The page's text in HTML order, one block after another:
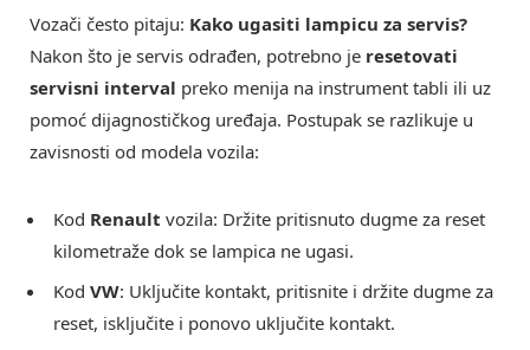
Vozači često pitaju: Kako ugasiti lampicu za servis?
Nakon što je servis odrađen, potrebno je resetovati
servisni interval preko menija na instrument tabli ili uz
pomoć dijagnostičkog uređaja. Postupak se razlikuje u
zavisnosti od modela vozila:
Kod Renault vozila: Držite pritisnuto dugme za reset
kilometraže dok se lampica ne ugasi.
Kod VW: Uključite kontakt, pritisnite i držite dugme za
reset, isključite i ponovo uključite kontakt.